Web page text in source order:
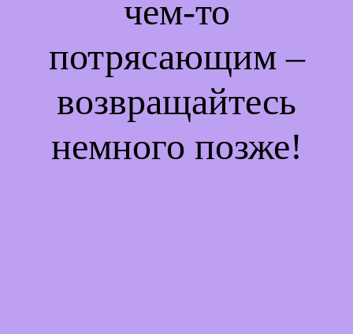
чем-то
потрясающим –
возвращайтесь
немного позже!